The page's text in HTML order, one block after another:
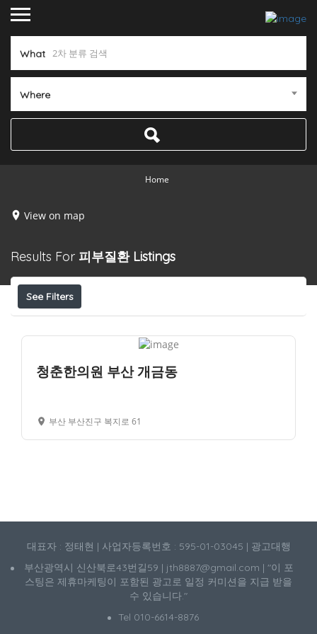
What
Where
Home
View on map
Results For 피부질환 Listings
See Filters
청춘한의원 부산 개금동
부산 부산진구 복지로 61
대표자 : 정태현 | 사업자등록번호 : 595-01-03045 | 광고대행
부산광역시 신산북로43번길59 | jth8887@gmail.com | "이 포
스팅은 제휴마케팅이 포함된 광고로 일정 커미션을 지급 받을
수 있습니다."
Tel 010-6614-8876